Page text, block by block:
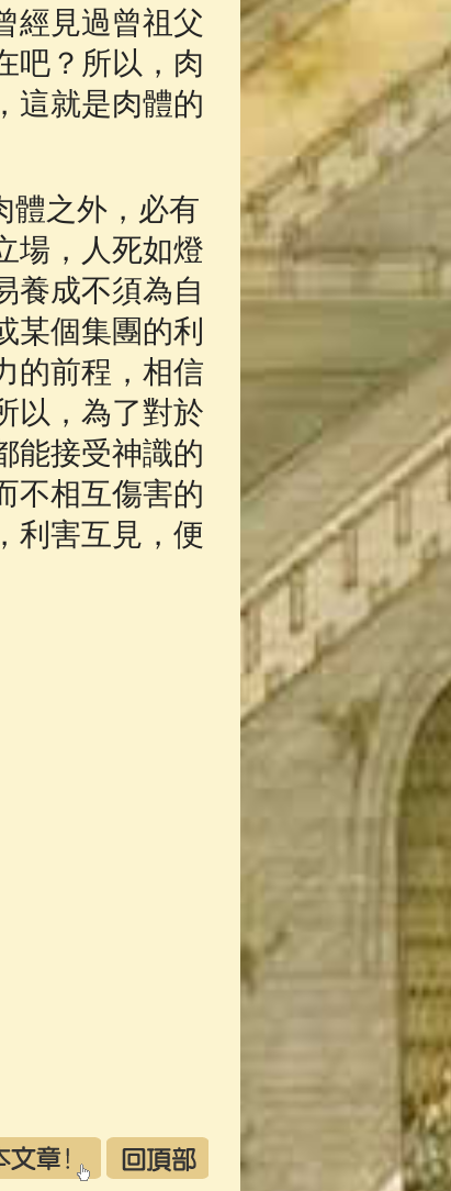
經見過曾祖父
吧？所以，肉
這就是肉體的
體之外，必有
場，人死如燈
養成不須為自
某個集團的利
的前程，相信
以，為了對於
能接受神識的
不相互傷害的
利害互見，便